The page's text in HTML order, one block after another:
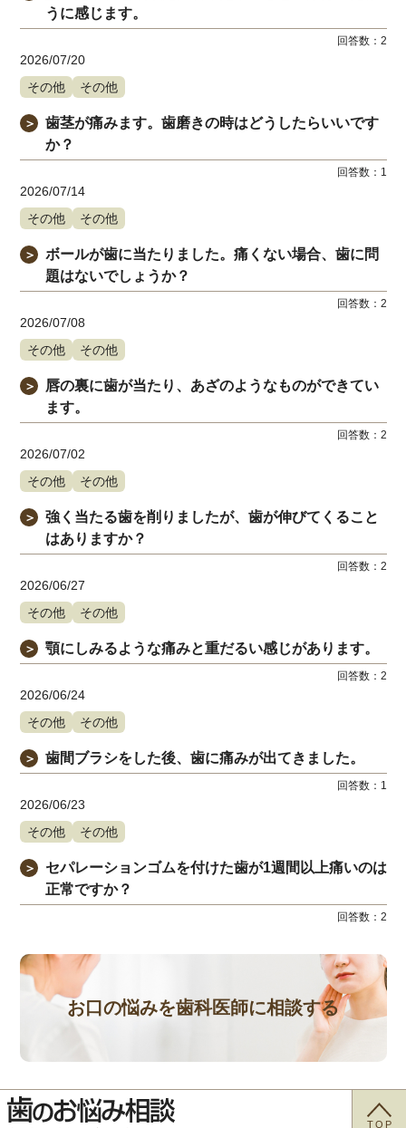
うに感じます。
回答数： 2
2026/07/20
その他
その他
＞
歯茎が痛みます。歯磨きの時はどうしたらいいです
か？
回答数： 1
2026/07/14
その他
その他
＞
ボールが歯に当たりました。痛くない場合、歯に問
題はないでしょうか？
回答数： 2
2026/07/08
その他
その他
＞
唇の裏に歯が当たり、あざのようなものができてい
ます。
回答数： 2
2026/07/02
その他
その他
＞
強く当たる歯を削りましたが、歯が伸びてくること
はありますか？
回答数： 2
2026/06/27
その他
その他
＞ 顎にしみるような痛みと重だるい感じがあります。
回答数： 2
2026/06/24
その他
その他
＞ 歯間ブラシをした後、歯に痛みが出てきました。
回答数： 1
2026/06/23
その他
その他
＞
セパレーションゴムを付けた歯が1週間以上痛いのは
正常ですか？
回答数： 2
お口の悩みを歯科医師に相談する
TOP